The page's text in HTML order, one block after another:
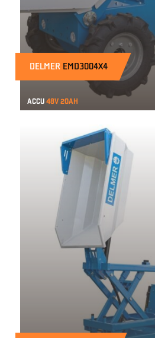
DELMER EMD3004X4
Accu48v 20ah